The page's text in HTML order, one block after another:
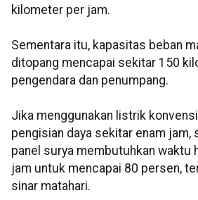
kilometer per jam.
Sementara itu, kapasitas beban
ditopang mencapai sekitar 150
pengendara dan penumpang.
Jika menggunakan listrik
pengisian daya sekitar enam jam,
panel surya membutuhkan waktu
jam untuk mencapai 80 persen,
sinar matahari.